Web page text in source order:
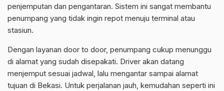
penjemputan dan pengantaran. Sistem ini sangat membantu
penumpang yang tidak ingin repot menuju terminal atau
stasiun.
Dengan layanan door to door, penumpang cukup menunggu
di alamat yang sudah disepakati. Driver akan datang
menjemput sesuai jadwal, lalu mengantar sampai alamat
tujuan di Bekasi. Untuk perjalanan jauh, kemudahan seperti ini